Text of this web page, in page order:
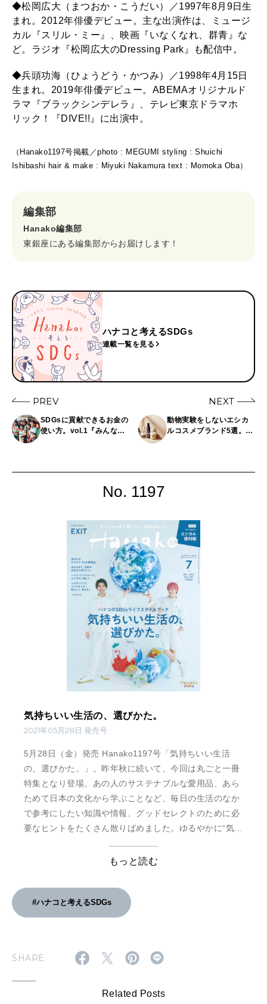
◆松岡広大（まつおか・こうだい）／1997年8月9日生
まれ。2012年俳優デビュー。主な出演作は、ミュージ
カル『スリル・ミー』、映画『いなくなれ、群青』な
ど。ラジオ『松岡広大のDressing Park』も配信中。
◆兵頭功海（ひょうどう・かつみ）／1998年4月15日
生まれ。2019年俳優デビュー。ABEMAオリジナルド
ラマ『ブラックシンデレラ』、テレビ東京ドラマホ
リック！『DIVE!!』に出演中。
（Hanako1197号掲載／photo : MEGUMI styling : Shuichi
Ishibashi hair & make : Miyuki Nakamura text : Momoka Oba）
編集部
Hanako編集部
東銀座にある編集部からお届けします！
ハナコと考えるSDGs
連載一覧を見る
PREV
SDGsに貢献できるお金の
使い方。vol.1『みんなに
NEXT
動物実験をしないエシカ
ルコスメブランド5選。
No. 1197
気持ちいい生活の、選びかた。
2021年05月28日 発売号
5月28日（金）発売 Hanako1197号「気持ちいい生活
の、選びかた。」。昨年秋に続いて、今回は丸ごと一冊
特集となり登場。あの人のサステナブルな愛用品、あら
ためて日本の文化から学ぶことなど、毎日の生活のなか
で参考にしたい知識や情報、グッドセレクトのために必
要なヒントをたくさん散りばめました。ゆるやかに“気持
が提案するライフスタイルブックです。
もっと読む
#ハナコと考えるSDGs
SHARE
Related Posts